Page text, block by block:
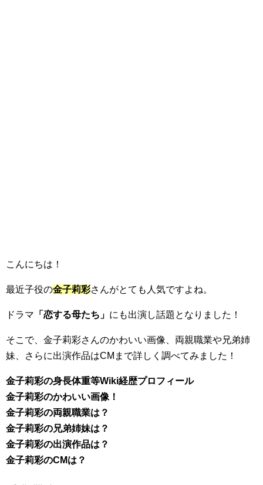
こんにちは！
最近子役の金子莉彩さんがとても人気ですよね。
ドラマ 「恋する母たち」 にも出演し話題となりました！
そこで、金子莉彩さんのかわいい画像、両親職業や兄弟姉
妹、さらに出演作品はCMまで詳しく調べてみました！
金子莉彩の身長体重等Wiki経歴プロフィール
金子莉彩のかわいい画像！
金子莉彩の両親職業は？
金子莉彩の兄弟姉妹は？
金子莉彩の出演作品は？
金子莉彩のCMは？